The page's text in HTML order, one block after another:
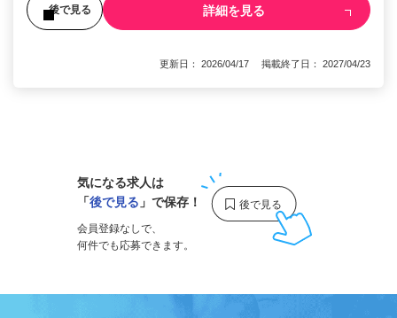
後で見る 詳細を見る
更新日： 2026/04/17 掲載終了日： 2027/04/23
気になる求人は
「後で見る 」で保存！
会員登録なしで、
何件でも応募できます。